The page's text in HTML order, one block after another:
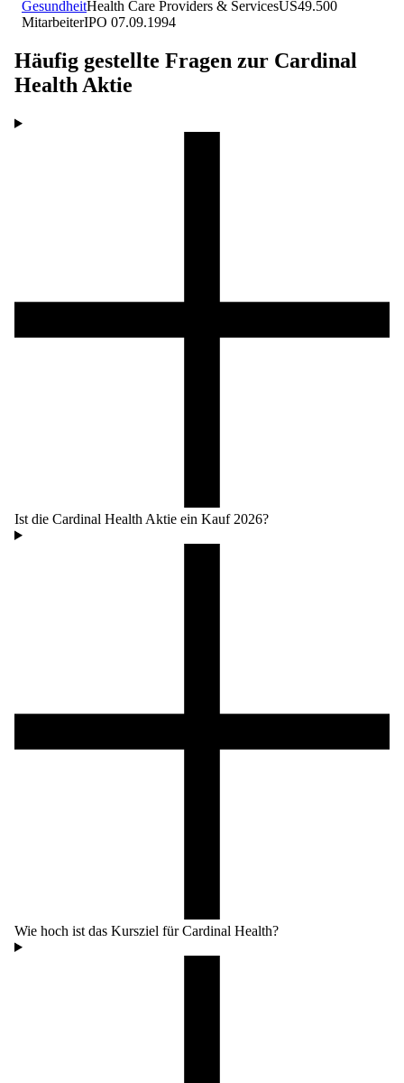
GesundheitHealth Care Providers & ServicesUS49.500
MitarbeiterIPO 07.09.1994
Häufig gestellte Fragen zur Cardinal
Health Aktie
Ist die Cardinal Health Aktie ein Kauf 2026?
Wie hoch ist das Kursziel für Cardinal Health?